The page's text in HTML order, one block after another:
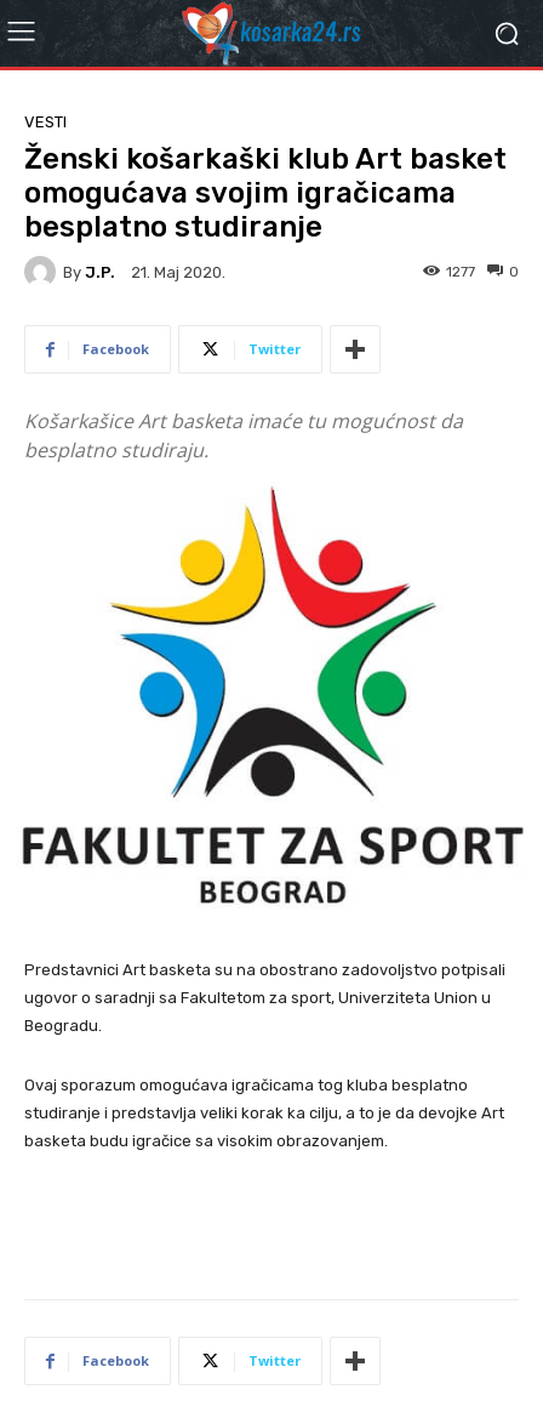
VESTI
Ženski košarkaški klub Art basket
omogućava svojim igračicama
besplatno studiranje
By J.P. 21. Мај 2020. 0
1277
Facebook Twitter
Košarkašice Art basketa imaće tu mogućnost da
besplatno studiraju.
Predstavnici Art basketa su na obostrano zadovoljstvo potpisali
ugovor o saradnji sa Fakultetom za sport, Univerziteta Union u
Beogradu.
Ovaj sporazum omogućava igračicama tog kluba besplatno
studiranje i predstavlja veliki korak ka cilju, a to je da devojke Art
basketa budu igračice sa visokim obrazovanjem.
Facebook Twitter